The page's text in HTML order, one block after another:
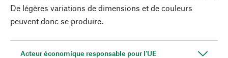
De légères variations de dimensions et de couleurs
peuvent donc se produire.
Acteur économique responsable pour l'UE